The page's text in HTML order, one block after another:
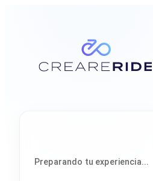
Preparando tu experiencia...